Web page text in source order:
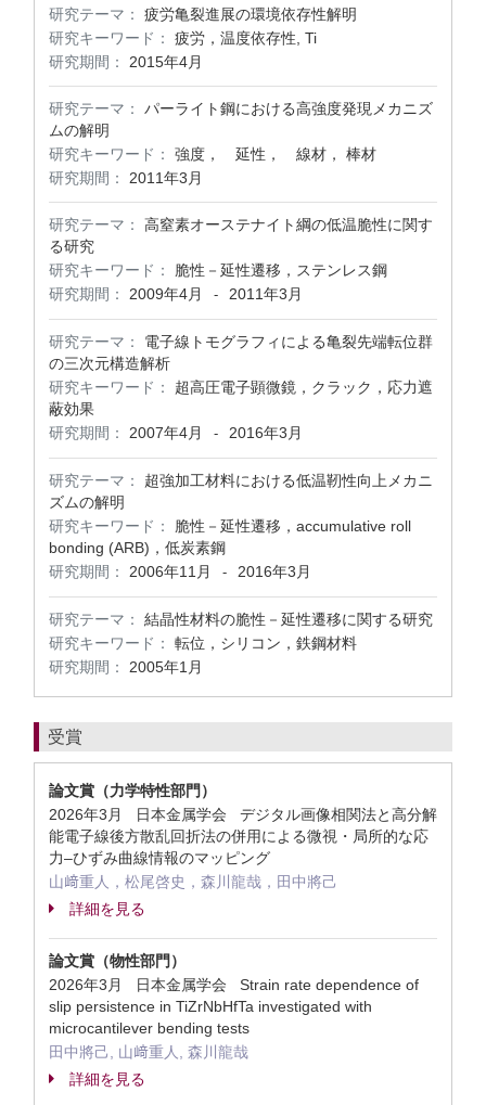
研究テーマ：
疲労亀裂進展の環境依存性解明
研究キーワード：
疲労，温度依存性, Ti
研究期間：
2015年4月
研究テーマ：
パーライト鋼における高強度発現メカニズ
ムの解明
研究キーワード：
強度， 延性， 線材， 棒材
研究期間：
2011年3月
研究テーマ：
高窒素オーステナイト綱の低温脆性に関す
る研究
研究キーワード：
脆性－延性遷移，ステンレス鋼
研究期間：
2009年4月 - 2011年3月
研究テーマ：
電子線トモグラフィによる亀裂先端転位群
の三次元構造解析
研究キーワード：
超高圧電子顕微鏡，クラック，応力遮
蔽効果
研究期間：
2007年4月 - 2016年3月
研究テーマ：
超強加工材料における低温靭性向上メカニ
ズムの解明
研究キーワード：
脆性－延性遷移，accumulative roll
bonding (ARB)，低炭素鋼
研究期間：
2006年11月 - 2016年3月
研究テーマ：
結晶性材料の脆性－延性遷移に関する研究
研究キーワード：
転位，シリコン，鉄鋼材料
研究期間：
2005年1月
受賞
論文賞（力学特性部門）
2026年3月 日本金属学会 デジタル画像相関法と高分解
能電子線後方散乱回折法の併用による微視・局所的な応
力–ひずみ曲線情報のマッピング
山﨑重人，松尾啓史，森川龍哉，田中將己
詳細を見る
論文賞（物性部門）
2026年3月 日本金属学会 Strain rate dependence of
slip persistence in TiZrNbHfTa investigated with
microcantilever bending tests
田中將己, 山﨑重人, 森川龍哉
詳細を見る